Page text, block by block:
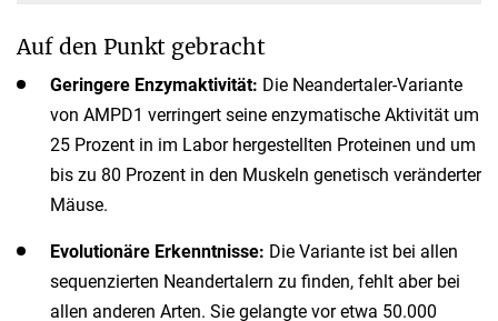
Auf den Punkt gebracht
Geringere Enzymaktivität: Die Neandertaler-Variante
von AMPD1 verringert seine enzymatische Aktivität um
25 Prozent in im Labor hergestellten Proteinen und um
bis zu 80 Prozent in den Muskeln genetisch veränderter
Mäuse.
Evolutionäre Erkenntnisse: Die Variante ist bei allen
sequenzierten Neandertalern zu finden, fehlt aber bei
allen anderen Arten. Sie gelangte vor etwa 50.000